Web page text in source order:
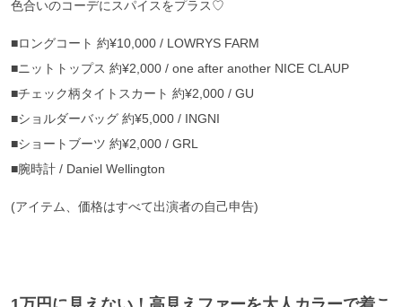
色合いのコーデにスパイスをプラス♡
■ロングコート 約¥10,000 / LOWRYS FARM
■ニットトップス 約¥2,000 / one after another NICE CLAUP
■チェック柄タイトスカート 約¥2,000 / GU
■ショルダーバッグ 約¥5,000 / INGNI
■ショートブーツ 約¥2,000 / GRL
■腕時計 / Daniel Wellington
(アイテム、価格はすべて出演者の自己申告)